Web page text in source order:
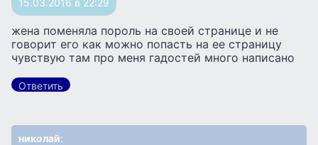
жена поменяла пороль на своей странице и не
говорит его как можно попасть на ее страницу
чувствую там про меня гадостей много написано
Ответить
николай: